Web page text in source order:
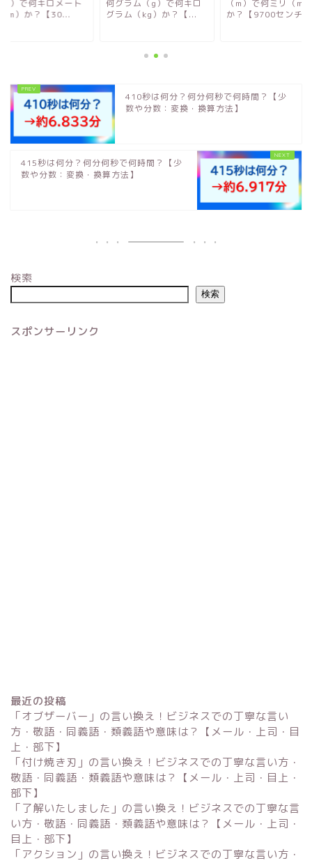
m）で何キロメート
km）か？【30...
何グラム（g）で何キロ
グラム（kg）か？【...
（m）で何ミリ（
か？【9700センチ...
410秒は何分？何分何秒で何時間？【少
数や分数：変換・換算方法】
415秒は何分？何分何秒で何時間？【少
数や分数：変換・換算方法】
検索
検索
スポンサーリンク
最近の投稿
「オブザーバー」の言い換え！ビジネスでの丁寧な言い
方・敬語・同義語・類義語や意味は？【メール・上司・目
上・部下】
「付け焼き刃」の言い換え！ビジネスでの丁寧な言い方・
敬語・同義語・類義語や意味は？【メール・上司・目上・
部下】
「了解いたしました」の言い換え！ビジネスでの丁寧な言
い方・敬語・同義語・類義語や意味は？【メール・上司・
目上・部下】
「アクション」の言い換え！ビジネスでの丁寧な言い方・
Excel
単位変換・換算
科学・計算関連